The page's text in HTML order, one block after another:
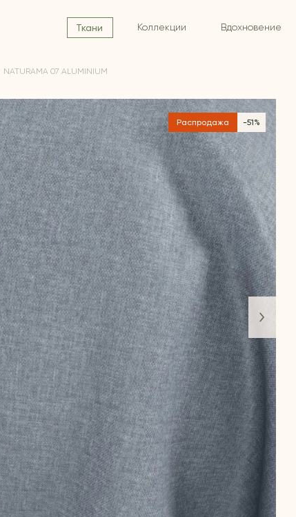
Ткани Коллекции Вдохновение
NATURAMA 07 ALUMINIUM
Распродажа -51%